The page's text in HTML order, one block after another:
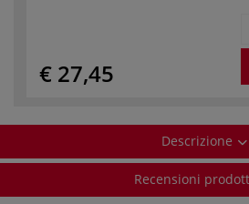
€ 27,45
Descrizione
Recensioni